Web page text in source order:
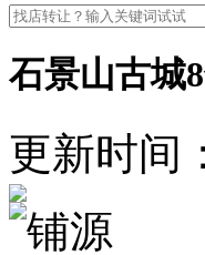
石景山古城
更新时间：